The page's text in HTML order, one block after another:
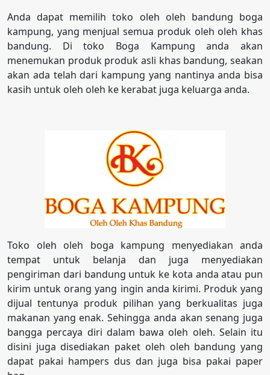
Anda dapat memilih toko oleh oleh bandung boga
kampung, yang menjual semua produk oleh oleh khas
bandung. Di toko Boga Kampung anda akan
menemukan produk produk asli khas bandung, seakan
akan ada telah dari kampung yang nantinya anda bisa
kasih untuk oleh oleh ke kerabat juga keluarga anda.
Toko oleh oleh boga kampung menyediakan anda
tempat untuk belanja dan juga menyediakan
pengiriman dari bandung untuk ke kota anda atau pun
kirim untuk orang yang ingin anda kirimi. Produk yang
dijual tentunya produk pilihan yang berkualitas juga
makanan yang enak. Sehingga anda akan senang juga
bangga percaya diri dalam bawa oleh oleh. Selain itu
disini juga disediakan paket oleh oleh bandung yang
dapat pakai hampers dus dan juga bisa pakai paper